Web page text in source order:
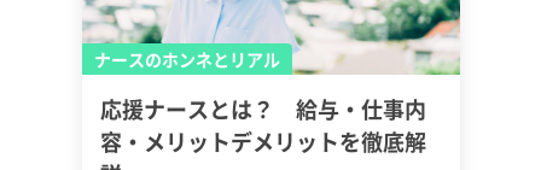
ナースのホンネとリアル
応援ナースとは？ 給与・仕事内
容・メリットデメリットを徹底解